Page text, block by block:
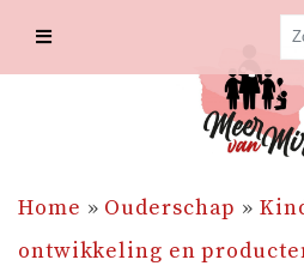
Home » Ouderschap »
ontwikkeling en